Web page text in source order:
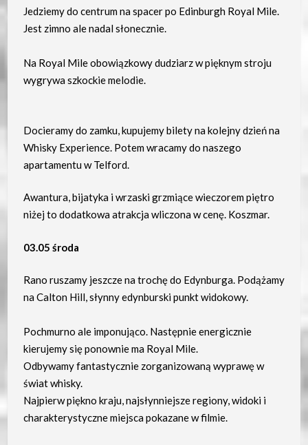
Jedziemy do centrum na spacer po Edinburgh Royal Mile.
Jest zimno ale nadal słonecznie.
Na Royal Mile obowiązkowy dudziarz w pięknym stroju
wygrywa szkockie melodie.
Docieramy do zamku, kupujemy bilety na kolejny dzień na
Whisky Experience. Potem wracamy do naszego
apartamentu w Telford.
Awantura, bijatyka i wrzaski grzmiące wieczorem piętro
niżej to dodatkowa atrakcja wliczona w cenę. Koszmar.
03.05 środa
Rano ruszamy jeszcze na trochę do Edynburga. Podążamy
na Calton Hill, słynny edynburski punkt widokowy.
Pochmurno ale imponująco. Następnie energicznie
kierujemy się ponownie ma Royal Mile.
Odbywamy fantastycznie zorganizowaną wyprawę w
świat whisky.
Najpierw piękno kraju, najsłynniejsze regiony, widoki i
charakterystyczne miejsca pokazane w filmie.